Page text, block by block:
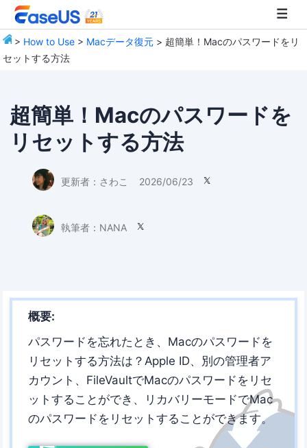
> How to Use > Macデータ復元 > 超簡単！Macのパスワードをリ
セットする方法
超簡単！Macのパスワードを
リセットする方法
更新者： さわこ 2026/06/23 
執筆者： NANA 
概要:
パスワードを忘れたとき、Macのパスワードを
リセットする方法は？Apple ID、別の管理者ア
カウント、FileVaultでMacのパスワードをリセ
ットすることができ、リカバリーモードでMac
のパスワードをリセットすることができます。